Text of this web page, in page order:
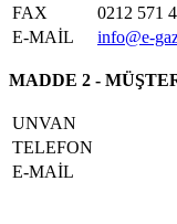
FAX
0212 571
E-MAİL
info@e-
MADDE 2 -
UNVAN
TELEFON
E-MAİL